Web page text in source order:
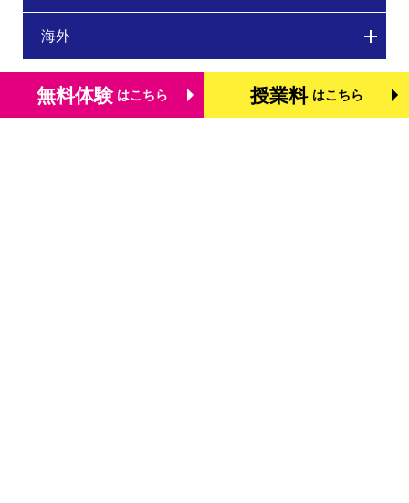
海外
無料体験 はこちら 授業料 はこちら